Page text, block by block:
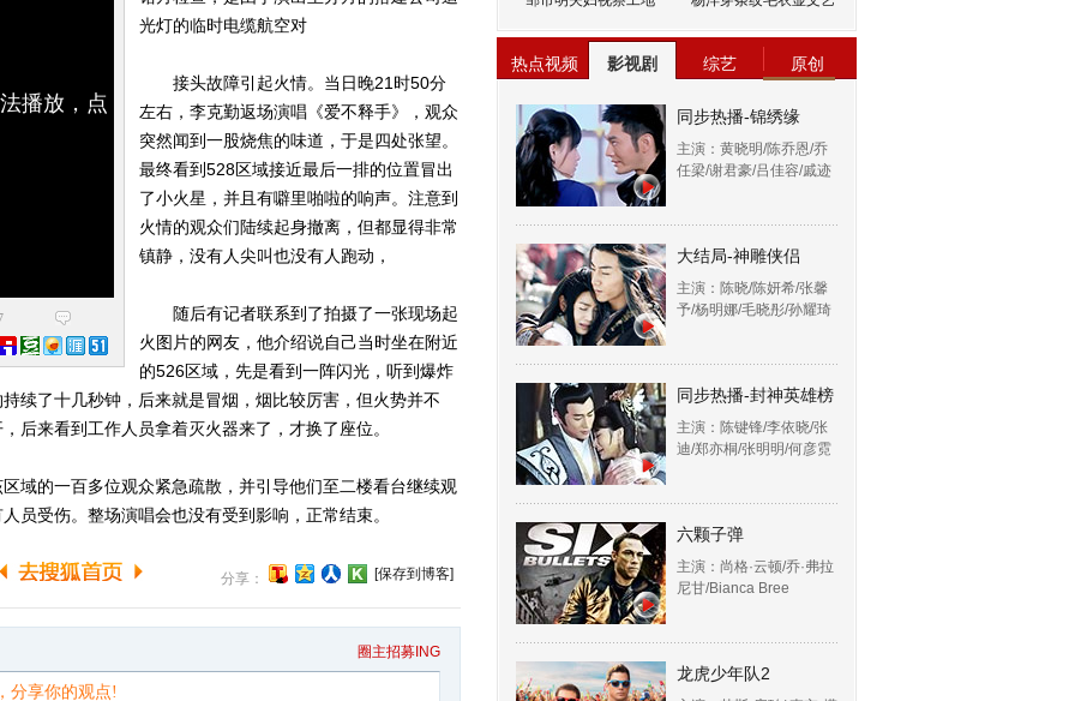
播放，点
光灯的临时电缆航空对
接头故障引起火情。当日晚21时50分
左右，李克勤返场演唱《爱不释手》，观众
突然闻到一股烧焦的味道，于是四处张望。
最终看到528区域接近最后一排的位置冒出
了小火星，并且有噼里啪啦的响声。注意到
火情的观众们陆续起身撤离，但都显得非常
镇静，没有人尖叫也没有人跑动，
随后有记者联系到了拍摄了一张现场起
火图片的网友，他介绍说自己当时坐在附近
的526区域，先是看到一阵闪光，听到爆炸
续了十几秒钟，后来就是冒烟，烟比较厉害，但火势并不
后来看到工作人员拿着灭火器来了，才换了座位。
的一百多位观众紧急疏散，并引导他们至二楼看台继续观
员受伤。整场演唱会也没有受到影响，正常结束。
分享： [保存到博客]
圈主招募ING
热点视频 影视剧 综艺 原创
同步热播-锦绣缘
主演：黄晓明/陈乔恩/乔
任梁/谢君豪/吕佳容/戚迹
大结局-神雕侠侣
主演：陈晓/陈妍希/张馨
予/杨明娜/毛晓彤/孙耀琦
同步热播-封神英雄榜
主演：陈键锋/李依晓/张
迪/郑亦桐/张明明/何彦霓
六颗子弹
主演：尚格·云顿/乔·弗拉
尼甘/Bianca Bree
龙虎少年队2